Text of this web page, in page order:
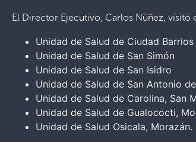
El Director Ejecutivo, Carlos Núñez, visitó
Unidad de Salud de Ciudad Barrios
Unidad de Salud de San Simón
Unidad de Salud de San Isidro
Unidad de Salud de San Antonio
Unidad de Salud de Carolina, San
Unidad de Salud de Gualococti,
Unidad de Salud Osicala, Morazán.